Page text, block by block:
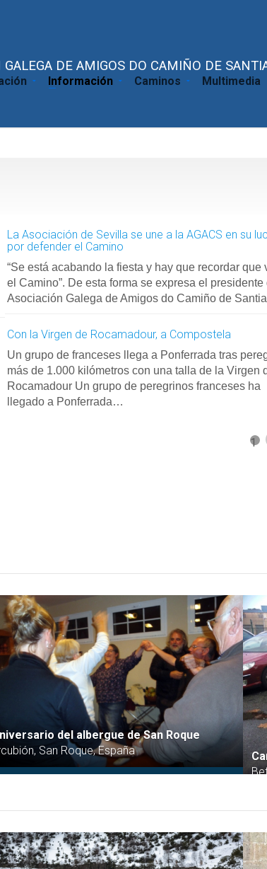
GALEGA DE AMIGOS DO CAMIÑO DE
Información Caminos Multimedia
La Asociación de Sevilla se une a la AGACS en su
por defender el Camino
“Se está acabando la fiesta y hay que recordar que
el Camino”. De esta forma se expresa el presidente
Asociación Galega de Amigos do Camiño de
Con la Virgen de Rocamadour, a Compostela
Un grupo de franceses llega a Ponferrada tras
más de 1.000 kilómetros con una talla de la Virgen
Rocamadour Un grupo de peregrinos franceses ha
llegado a Ponferrada…
1
del albergue de San Roque
San Roque, España